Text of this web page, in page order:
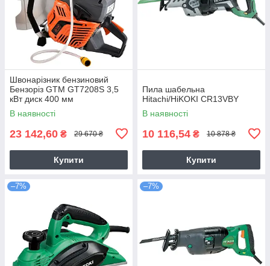
Швонарізник бензиновий
Бензоріз GTM GT7208S 3,5
кВт диск 400 мм
В наявності
23 142,60 ₴ 29 670 ₴
Купити
Пила шабельна
Hitachi/HiKOKI CR13VBY
В наявності
10 116,54 ₴ 10 878 ₴
Купити
–7% –7%